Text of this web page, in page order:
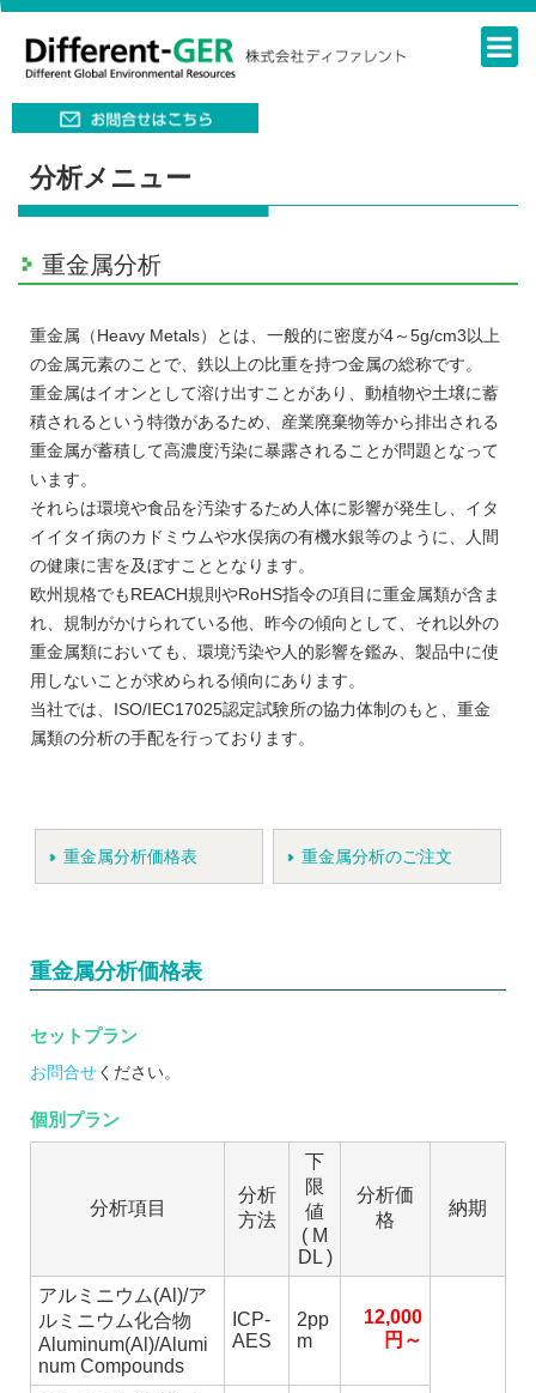
分析メニュー
重金属分析
重金属（Heavy Metals）とは、一般的に密度が4～5g/cm3以上
の金属元素のことで、鉄以上の比重を持つ金属の総称です。
重金属はイオンとして溶け出すことがあり、動植物や土壌に蓄
積されるという特徴があるため、産業廃棄物等から排出される
重金属が蓄積して高濃度汚染に暴露されることが問題となって
います。
それらは環境や食品を汚染するため人体に影響が発生し、イタ
イイタイ病のカドミウムや水俣病の有機水銀等のように、人間
の健康に害を及ぼすこととなります。
欧州規格でもREACH規則やRoHS指令の項目に重金属類が含ま
れ、規制がかけられている他、昨今の傾向として、それ以外の
重金属類においても、環境汚染や人的影響を鑑み、製品中に使
用しないことが求められる傾向にあります。
当社では、ISO/IEC17025認定試験所の協力体制のもと、重金
属類の分析の手配を行っております。
重金属分析価格表 重金属分析のご注文
重金属分析価格表
セットプラン
お問合せください。
個別プラン
分析項目
分析
方法
下
限
値
( M
DL )
分析価
格
納期
アルミニウム(Al)/ア
ルミニウム化合物
Aluminum(Al)/Alumi
num Compounds
ICP-
AES
2pp
m
12,000
円～